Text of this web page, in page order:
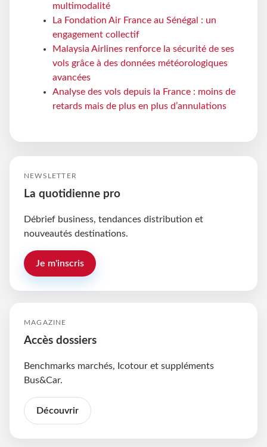
multimodalité
La Fondation Air France au Sénégal : un
engagement collectif
Malaysia Airlines renforce la sécurité de ses
vols grâce à des données météorologiques
avancées
Analyse des vols depuis la France : moins de
retards mais de plus en plus d’annulations
NEWSLETTER
La quotidienne pro
Débrief business, tendances distribution et
nouveautés destinations.
Je m'inscris
MAGAZINE
Accès dossiers
Benchmarks marchés, Icotour et suppléments
Bus&Car.
Découvrir